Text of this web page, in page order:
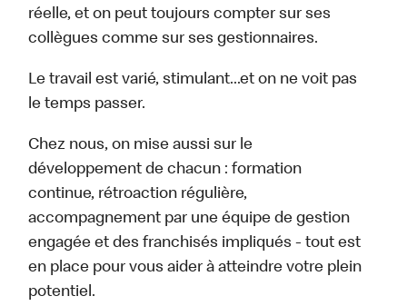
réelle, et on peut toujours compter sur ses
collègues comme sur ses gestionnaires.
Le travail est varié, stimulant...et on ne voit pas
le temps passer.
Chez nous, on mise aussi sur le
développement de chacun : formation
continue, rétroaction régulière,
accompagnement par une équipe de gestion
engagée et des franchisés impliqués - tout est
en place pour vous aider à atteindre votre plein
potentiel.